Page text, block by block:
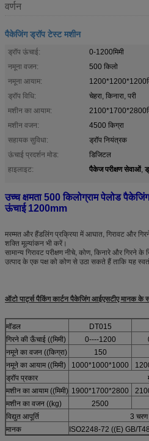
वर्णन
पैकेजिंग ड्रॉप टेस्ट मशीन
ड्रॉप ऊंचाई:
0-1200मिमी
नमूना वजन:
500 किलो
नमूना आयाम:
ड्रॉप विधि:
चेहरा, किनारा, परी
मशीन का आयाम:
मशीन वजन:
4500 किग्रा
सहायक सुविधा:
ड्रॉप नियंत्रक
ऊंचाई प्रदर्शन मोड:
डिजिटल
हाइलाइट:
पैकेज परीक्षण सेवाओं,
उच्च क्षमता 500 किलोग्राम पेलोड
ऊंचाई 1200mm
मरम्मत और हैंडलिंग प्रक्रिया में आघात, गिरावट और
शक्ति मूल्यांकन भी करें।
सामान्य गिरावट परीक्षण नीचे, कोण, किनारे और
उत्पाद के एक पक्ष को कोण से उठा सकते हैं ताकि यह
ऑटो पार्ट्स पैकिंग कार्टन पैकेजिंग आईएसटीए मानक के
मॉडल DT015
गिरने की ऊँचाई ((मिमी)
0----1200
नमूने का वजन ((किग्रा)
150
नमूने का आयाम ((मिमी)
1000*1000*1000
ड्रॉप प्रकार
मशीन का आयाम ((मिमी) 1900*1700*2800
मशीन का वजन ((kg)
2500
विद्युत आपूर्ति
3
मानक
ISO2248-72 ((E) GB/